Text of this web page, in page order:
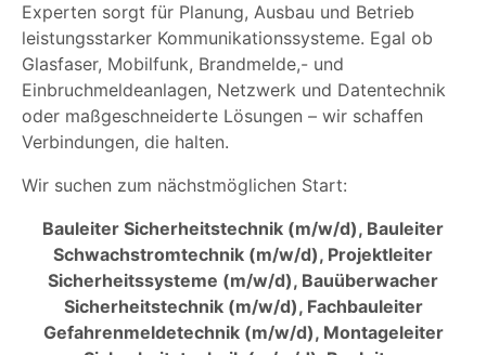
Experten sorgt für Planung, Ausbau und Betrieb
leistungsstarker Kommunikationssysteme. Egal ob
Glasfaser, Mobilfunk, Brandmelde,- und
Einbruchmeldeanlagen, Netzwerk und Datentechnik
oder maßgeschneiderte Lösungen – wir schaffen
Verbindungen, die halten.
Wir suchen zum nächstmöglichen Start:
Bauleiter Sicherheitstechnik (m/w/d), Bauleiter
Schwachstromtechnik (m/w/d), Projektleiter
Sicherheitssysteme (m/w/d), Bauüberwacher
Sicherheitstechnik (m/w/d), Fachbauleiter
Gefahrenmeldetechnik (m/w/d), Montageleiter